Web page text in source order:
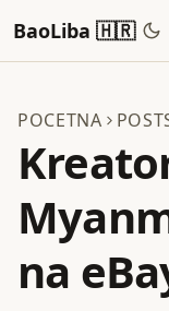
BaoLiba 🇭🇷
POCETNA
na